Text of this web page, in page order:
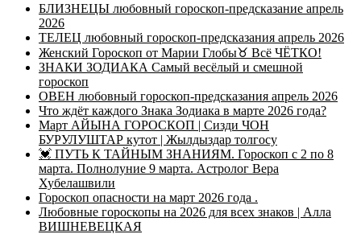
БЛИЗНЕЦЫ любовный гороскоп-предсказание апрель
2026
ТЕЛЕЦ любовный гороскоп-предсказания апрель 2026
Женский Гороскоп от Марии Глобы♉ Всё ЧЁТКО!
ЗНАКИ ЗОДИАКА Самый весёлый и смешной
гороскоп
ОВЕН любовный гороскоп-предсказания апрель 2026
Что ждёт каждого Знака Зодиака в марте 2026 года?
Март АЙЫНА ГОРОСКОП | Сизди ЧОН
БУРУЛУШТАР кутот | Жылдыздар толгосу
💓 ПУТЬ К ТАЙНЫМ ЗНАНИЯМ. Гороскоп с 2 по 8
марта. Полнолуние 9 марта. Астролог Вера
Хубелашвили
Гороскоп опасности на март 2026 года .
Любовные гороскопы на 2026 для всех знаков | Алла
ВИШНЕВЕЦКАЯ